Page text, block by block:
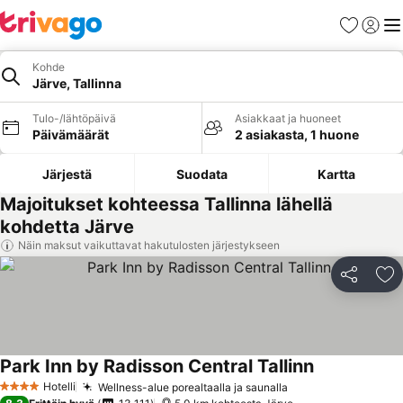
Suosikit
Kohde
Järve, Tallinna
Tulo-/lähtöpäivä
Päivämäärät
Asiakkaat ja huoneet
2 asiakasta, 1 huone
Järjestä Suodata Kartta
Majoitukset kohteessa Tallinna lähellä
kohdetta Järve
Näin maksut vaikuttavat hakutulosten järjestykseen
Jaa
4 Tähtiluokitus
Hotelli Wellness-alue porealtaalla ja saunalla
Park Inn by Radisson Central Tallinn